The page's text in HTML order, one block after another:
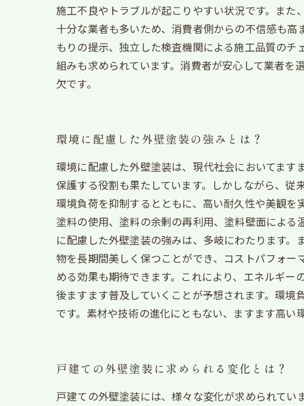
施工不良やトラブルが起こりやすい状況です。ま
十分な業者も多いため、消費者側からの不信感も
もりの提示、独立した検査機関による施工品質の
組みも求められています。消費者が安心して業者
欠です。
環境に配慮した外壁塗装の強みとは？
環境に配慮した外壁塗装は、現代社会においてま
保護する役割も果たしています。しかしながら、従
環境負荷を抑制するとともに、高い耐久性や美観を
塗料の使用、塗料の余剰の再利用、塗料壁面によ
に配慮した外壁塗装の強みは、多岐にわたります
物を長期間美しく保つことができ、コストパフォ
める効果も期待できます。これにより、エネルギ
後ますます普及していくことが予想されます。環
です。素材や技術の進化にともない、ますます高い
戸建ての外壁塗装に求められる変化とは？
戸建ての外壁塗装には、様々な変化が求められて